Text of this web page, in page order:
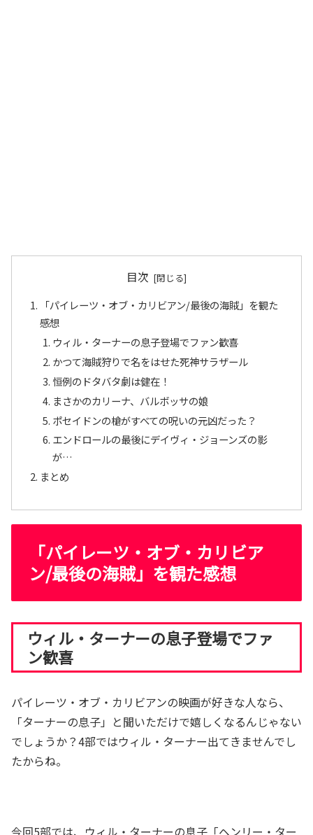
目次
「パイレーツ・オブ・カリビアン/最後の海賊」を観た
感想
ウィル・ターナーの息子登場でファン歓喜
かつて海賊狩りで名をはせた死神サラザール
恒例のドタバタ劇は健在！
まさかのカリーナ、バルボッサの娘
ポセイドンの槍がすべての呪いの元凶だった？
エンドロールの最後にデイヴィ・ジョーンズの影
が…
まとめ
「パイレーツ・オブ・カリビア
ン/最後の海賊」を観た感想
ウィル・ターナーの息子登場でファ
ン歓喜
パイレーツ・オブ・カリビアンの映画が好きな人なら、
「ターナーの息子」と聞いただけで嬉しくなるんじゃない
でしょうか？4部ではウィル・ターナー出てきませんでし
たからね。
今回5部では、ウィル・ターナーの息子「ヘンリー・ター